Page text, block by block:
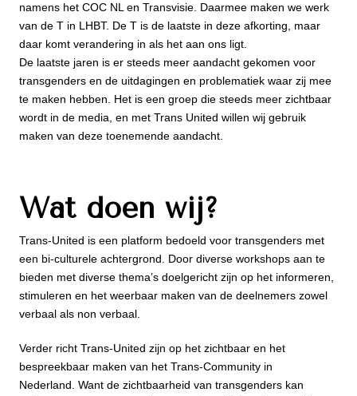
namens het COC NL en Transvisie. Daarmee maken we werk
van de T in LHBT. De T is de laatste in deze afkorting, maar
daar komt verandering in als het aan ons ligt.
De laatste jaren is er steeds meer aandacht gekomen voor
transgenders en de uitdagingen en problematiek waar zij mee
te maken hebben. Het is een groep die steeds meer zichtbaar
wordt in de media, en met Trans United willen wij gebruik
maken van deze toenemende aandacht.
Wat doen wij?
Trans-United is een platform bedoeld voor transgenders met
een bi-culturele achtergrond. Door diverse workshops aan te
bieden met diverse thema’s doelgericht zijn op het informeren,
stimuleren en het weerbaar maken van de deelnemers zowel
verbaal als non verbaal.
Verder richt Trans-United zijn op het zichtbaar en het
bespreekbaar maken van het Trans-Community in
Nederland. Want de zichtbaarheid van transgenders kan